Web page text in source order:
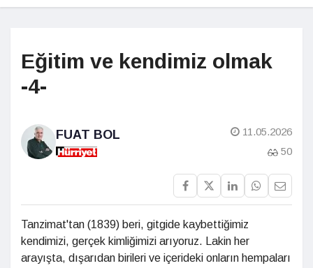
Eğitim ve kendimiz olmak
-4-
FUAT BOL
11.05.2026
50
Tanzimat'tan (1839) beri, gitgide kaybettiğimiz
kendimizi, gerçek kimliğimizi arıyoruz. Lakin her
arayışta, dışarıdan birileri ve içerideki onların hempaları